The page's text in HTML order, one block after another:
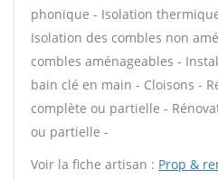
phonique - Isolation
Isolation des combles non
combles aménageables -
bain clé en main - Cloisons -
complète ou partielle -
ou partielle -
Voir la fiche artisan : Prop &